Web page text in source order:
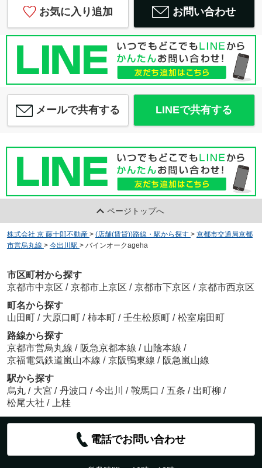
お気に入り追加 お問い合わせ
メールで共有する LINEで共有する
ページトップへ
株式会社 京 藤十郎不動産 > (店舗(賃貸))路線・駅から探す > 京都市交通局京都
市営烏丸線 > 今出川駅 > バインオークageha
市区町村から探す
京都市中京区 / 京都市上京区 / 京都市下京区 / 京都市西京区
町名から探す
山田町 / 大原口町 / 柿本町 / 壬生松原町 / 松室扇田町
路線から探す
京都市営烏丸線 / 阪急京都本線 / 山陰本線 /
京福電気鉄道嵐山本線 / 京阪鴨東線 / 阪急嵐山線
駅から探す
烏丸 / 大宮 / 丹波口 / 今出川 / 鞍馬口 / 五条 / 出町柳 /
松尾大社 / 上桂
電話でお問い合わせ